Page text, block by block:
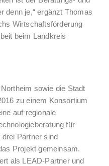
denn je,“ ergänzt Thomas
Wirtschaftsförderung
beim Landkreis
sowie die Stadt
zu einem Konsortium
auf regionale
für
Partner sind
Projekt gemeinsam.
als LEAD-Partner und